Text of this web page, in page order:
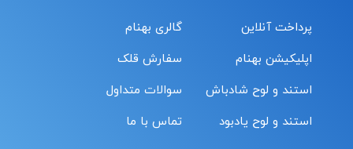
پرداخت آنلاین
اپلیکیشن بهنام
استند و لوح شادباش
استند و لوح یادبود
گالری بهنام
سفارش قلک
سوالات متداول
تماس با ما